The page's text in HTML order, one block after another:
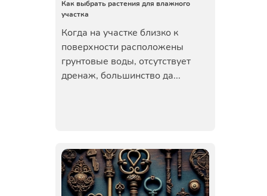
Как выбрать растения для влажного
участка
Когда на участке близко к
поверхности расположены
грунтовые воды, отсутствует
дренаж, большинство да...